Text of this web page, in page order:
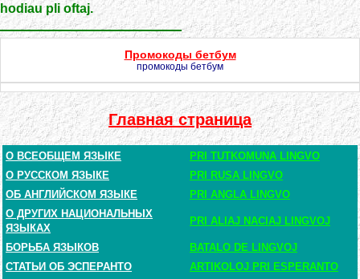
hodiau pli oftaj.
Промокоды бетбум
промокоды бетбум
Главная страница
О ВСЕОБЩЕМ ЯЗЫКЕ
PRI TUTKOMUNA LINGVO
О РУССКОМ ЯЗЫКЕ
PRI RUSA LINGVO
ОБ АНГЛИЙСКОМ ЯЗЫКЕ
PRI ANGLA LINGVO
О ДРУГИХ НАЦИОНАЛЬНЫХ
ЯЗЫКАХ
PRI ALIAJ NACIAJ LINGVOJ
БОРЬБА ЯЗЫКОВ
BATALO DE LINGVOJ
СТАТЬИ ОБ ЭСПЕРАНТО
ARTIKOLOJ PRI ESPERANTO